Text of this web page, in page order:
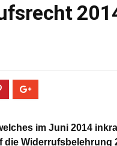
im Juni 2014
die